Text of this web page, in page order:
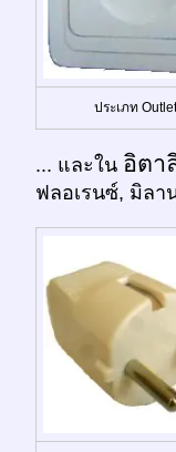
ประเภท
... และใน อิตา
ฟลอเรนซ์, มิลา